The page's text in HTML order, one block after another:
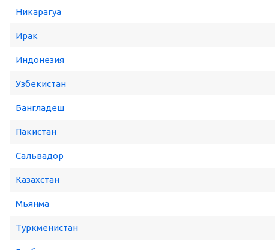
Никарагуа
Ирак
Индонезия
Узбекистан
Бангладеш
Пакистан
Сальвадор
Казахстан
Мьянма
Туркменистан